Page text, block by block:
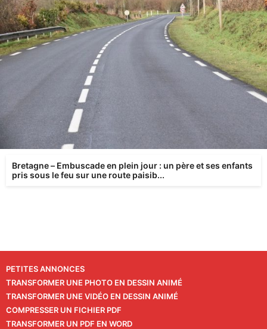
Bretagne – Embuscade en plein jour : un père et ses enfants
pris sous le feu sur une route paisib...
PETITES ANNONCES
TRANSFORMER UNE PHOTO EN DESSIN ANIMÉ
TRANSFORMER UNE VIDÉO EN DESSIN ANIMÉ
COMPRESSER UN FICHIER PDF
TRANSFORMER UN PDF EN WORD